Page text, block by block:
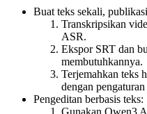
Buat teks sekali,
Transkripsikan
ASR.
Ekspor SRT dan
membutuhkannya.
Terjemahkan teks
dengan
Pengeditan berbasis teks:
Gunakan Qwen3